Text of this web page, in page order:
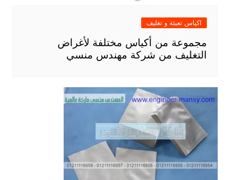
اكياس تعبئة و تغليف
مجموعة من أكياس مختلفة لأغراض
التغليف من شركة مهندس منسي